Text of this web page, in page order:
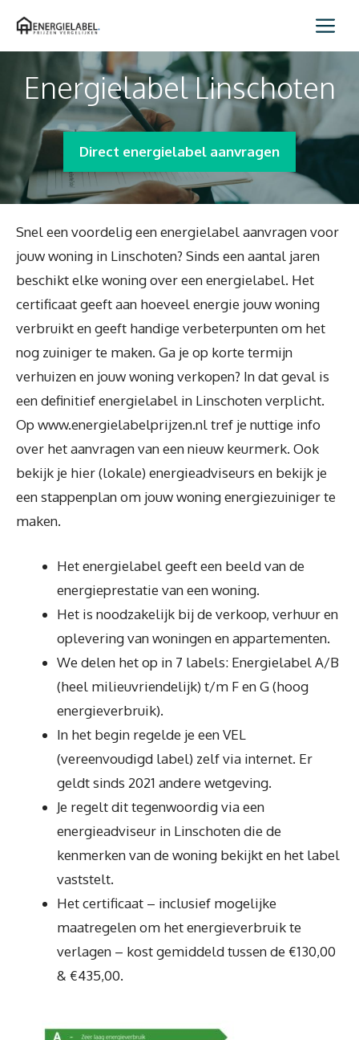
naar
Energielabel Linschoten
Direct energielabel aanvragen
Snel een voordelig een energielabel aanvragen voor
jouw woning in Linschoten? Sinds een aantal jaren
beschikt elke woning over een energielabel. Het
certificaat geeft aan hoeveel energie jouw woning
verbruikt en geeft handige verbeterpunten om het
nog zuiniger te maken. Ga je op korte termijn
verhuizen en jouw woning verkopen? In dat geval is
een definitief energielabel in Linschoten verplicht.
Op www.energielabelprijzen.nl tref je nuttige info
over het aanvragen van een nieuw keurmerk. Ook
bekijk je hier (lokale) energieadviseurs en bekijk je
een stappenplan om jouw woning energiezuiniger te
maken.
Het energielabel geeft een beeld van de
energieprestatie van een woning.
Het is noodzakelijk bij de verkoop, verhuur en
oplevering van woningen en appartementen.
We delen het op in 7 labels: Energielabel A/B
(heel milieuvriendelijk) t/m F en G (hoog
energieverbruik).
In het begin regelde je een VEL
(vereenvoudigd label) zelf via internet. Er
geldt sinds 2021 andere wetgeving.
Je regelt dit tegenwoordig via een
energieadviseur in Linschoten die de
kenmerken van de woning bekijkt en het label
vaststelt.
Het certificaat – inclusief mogelijke
maatregelen om het energieverbruik te
verlagen – kost gemiddeld tussen de €130,00
& €435,00.